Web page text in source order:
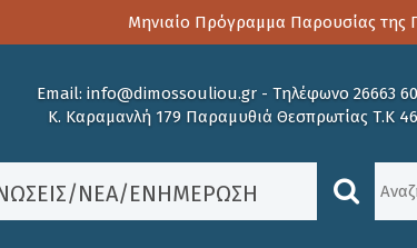
Μηνιαίο Πρόγραμμα Παρουσίας της
Email: info@dimossouliou.gr - Τηλέφωνο 26663
Κ. Καραμανλή 179 Παραμυθιά Θεσπρωτίας Τ.Κ
/ΝΈΑ/ΕΝΗΜΈΡΩΣΗ